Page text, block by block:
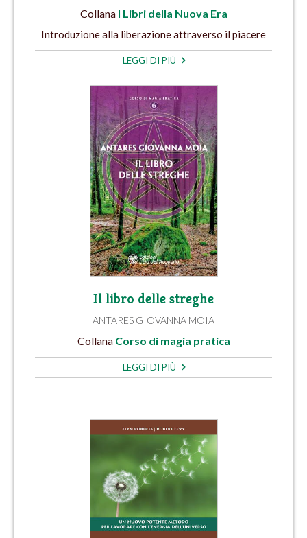
Collana I Libri della Nuova Era
Introduzione alla liberazione attraverso il piacere
LEGGI DI PIÙ
Il libro delle streghe
ANTARES GIOVANNA MOIA
Collana Corso di magia pratica
LEGGI DI PIÙ